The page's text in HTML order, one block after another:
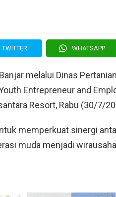
TWITTER WHATSAPP
melalui Dinas
Entrepreneur and
Resort, Rabu (30/7/
memperkuat sinergi
muda menjadi